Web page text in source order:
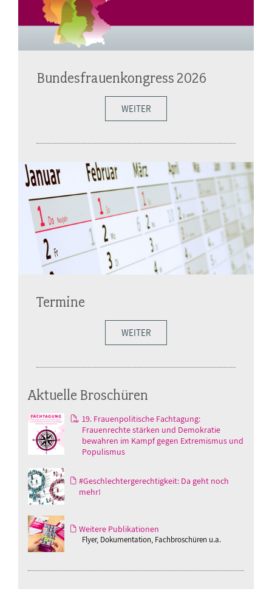
Bundesfrauenkongress 2026
WEITER
Termine
WEITER
Aktuelle Broschüren
19. Frauenpolitische Fachtagung:
Frauenrechte stärken und Demokratie
bewahren im Kampf gegen Extremismus und
Populismus
#Geschlechtergerechtigkeit: Da geht noch
mehr!
Weitere Publikationen
Flyer, Dokumentation, Fachbroschüren u.a.